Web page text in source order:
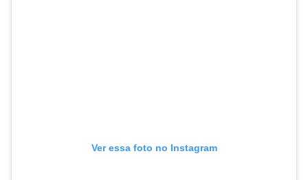
Ver essa foto no Instagram